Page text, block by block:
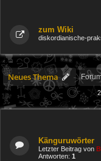
zum Wiki
diskordianische-
Neues Thema
Känguruwörter
Letzter Beitrag von
Antworten: 1